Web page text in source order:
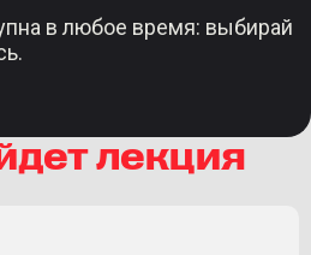
в любое время: выбирай
лекция